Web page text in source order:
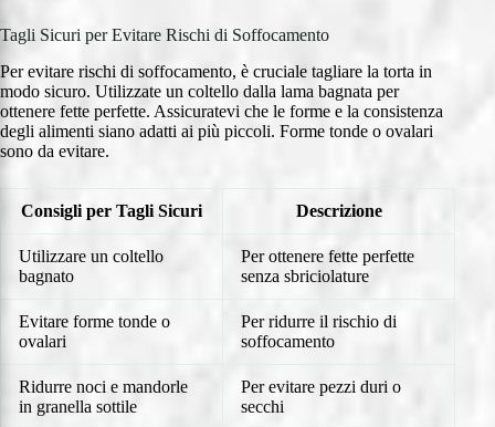
Tagli Sicuri per Evitare Rischi di Soffocamento
Per evitare rischi di soffocamento, è cruciale tagliare la torta in
modo sicuro. Utilizzate un coltello dalla lama bagnata per
ottenere fette perfette. Assicuratevi che le forme e la consistenza
degli alimenti siano adatti ai più piccoli. Forme tonde o ovalari
sono da evitare.
Consigli per Tagli Sicuri Descrizione
Utilizzare un coltello
bagnato
Per ottenere fette perfette
senza sbriciolature
Evitare forme tonde o
ovalari
Per ridurre il rischio di
soffocamento
Ridurre noci e mandorle
in granella sottile
Per evitare pezzi duri o
secchi